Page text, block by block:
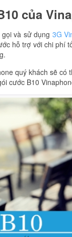
của
và sử dụng 3G
hỗ trợ với chi phí
quý khách sẽ
cước B10